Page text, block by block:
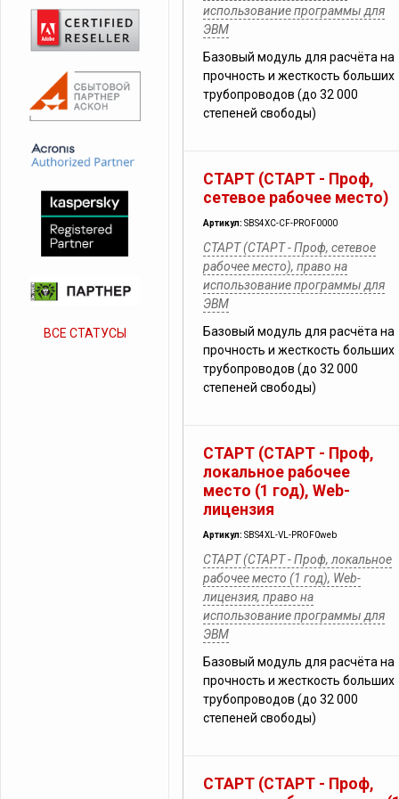
использование программы для
ЭВМ
Базовый модуль для расчёта на
прочность и жесткость больших
трубопроводов (до 32 000
степеней свободы)
СТАРТ (СТАРТ - Проф,
сетевое рабочее место)
Артикул: SBS4XC-CF-PROF0000
СТАРТ (СТАРТ - Проф, сетевое
рабочее место), право на
использование программы для
ЭВМ
Базовый модуль для расчёта на
прочность и жесткость больших
трубопроводов (до 32 000
степеней свободы)
СТАРТ (СТАРТ - Проф,
локальное рабочее
место (1 год), Web-
лицензия
Артикул: SBS4XL-VL-PROF0web
СТАРТ (СТАРТ - Проф, локальное
рабочее место (1 год), Web-
лицензия, право на
использование программы для
ЭВМ
Базовый модуль для расчёта на
прочность и жесткость больших
трубопроводов (до 32 000
степеней свободы)
СТАРТ (СТАРТ - Проф,
ВСЕ СТАТУСЫ